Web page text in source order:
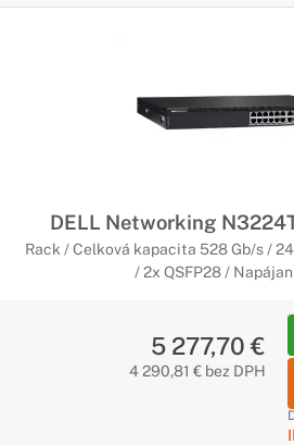
DELL Networking
Rack / Celková kapacita 528 Gb/s /
/ 2x QSFP28 /
5 277,70 €
4 290,81 € bez DPH